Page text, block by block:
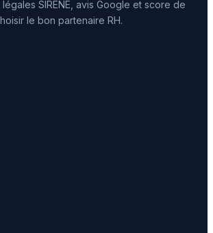
SIRENE, avis Google et score de
le bon partenaire RH.